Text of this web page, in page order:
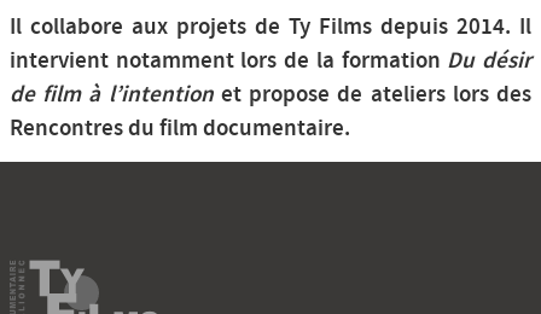
Il collabore aux projets de Ty Films depuis 2014. Il
intervient notamment lors de la formation Du désir
de film à l’intentionet propose de ateliers lors des
Rencontres du film documentaire.